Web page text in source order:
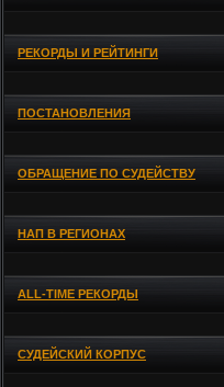
РЕКОРДЫ И РЕЙТИНГИ
ПОСТАНОВЛЕНИЯ
ОБРАЩЕНИЕ ПО СУДЕЙСТВУ
НАП В РЕГИОНАХ
ALL-TIME РЕКОРДЫ
СУДЕЙСКИЙ КОРПУС